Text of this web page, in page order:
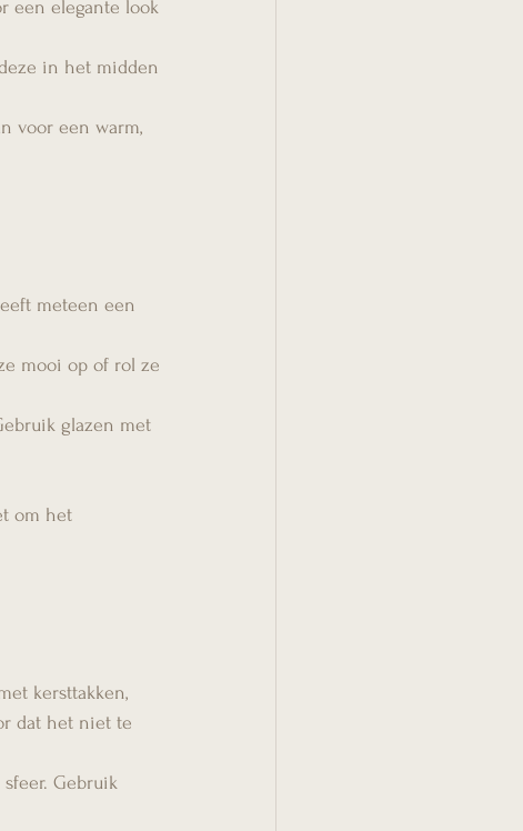
een elegante look
in het midden
voor een warm,
meteen een
mooi op of rol ze
glazen met
om het
kersttakken,
dat het niet te
Gebruik